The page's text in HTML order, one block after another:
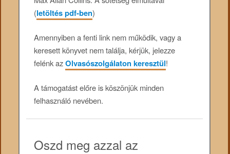
(letöltés pdf-ben)
Amennyiben a fenti link nem működik, vagy a
keresett könyvet nem találja, kérjük, jelezze
felénk azOlvasószolgálaton keresztül!
A támogatást előre is köszönjük minden
felhasználó nevében.
Oszd meg azzal az